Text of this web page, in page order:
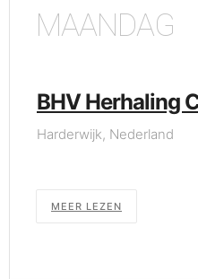
MAANDAG
BHV Herhaling
Harderwijk, Nederland
MEER LEZEN